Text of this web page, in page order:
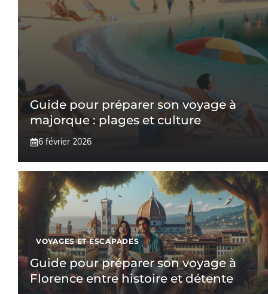
Guide pour préparer son voyage à
majorque : plages et culture
6 février 2026
VOYAGES ET ESCAPADES
Guide pour préparer son voyage à
Florence entre histoire et détente